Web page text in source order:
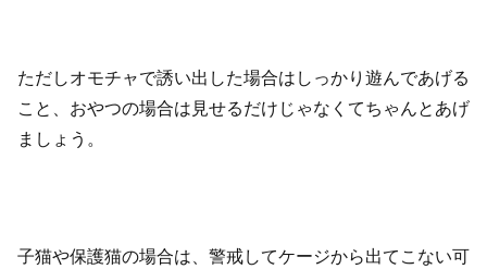
ただしオモチャで誘い出した場合はしっかり遊んであげる
こと、おやつの場合は見せるだけじゃなくてちゃんとあげ
ましょう。
子猫や保護猫の場合は、警戒してケージから出てこない可